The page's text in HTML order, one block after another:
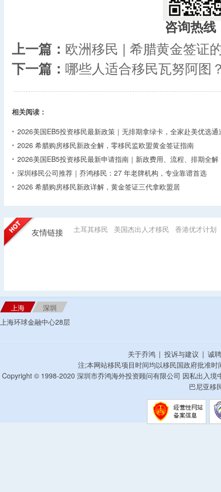
咨询热线
上一篇： 欧洲移民 | 希腊黄金签证
下一篇： 哪些人适合移民瓦努阿图
相关阅读：
2026美国EB5投资移民最新政策｜无排期拿绿卡，全家赴美优选通
2026 希腊购房移民新政全解，零移民监欧盟黄金签证指南
2026美国EB5投资移民最新申请指南｜新政费用、流程、排期全解
深圳移民公司推荐｜乔鸿移民：27 年老牌机构，专业靠谱首选
2026 希腊购房移民新政详解，黄金签证三代拿欧盟居
友情链接 土耳其移民 美国杰出人才移民 香港优才计划
上海
深圳
上海环球金融中心28层
关于乔鸿 | 投诉与建议 | 诚
注;本网站移民项目时间均以移民国政府批准
Copyright © 1998-2020 深圳市乔鸿海外投资顾问有限公司 因私出入
巴尼亚移